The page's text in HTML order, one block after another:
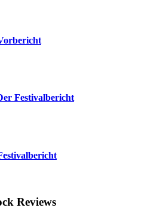
Festivalbericht
Reviews